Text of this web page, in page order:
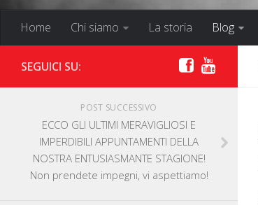
Home Chi siamo La storia Blog
SEGUICI SU:
POST SUCCESSIVO
ECCO GLI ULTIMI MERAVIGLIOSI E
IMPERDIBILI APPUNTAMENTI DELLA
NOSTRA ENTUSIASMANTE STAGIONE!
Non prendete impegni, vi aspettiamo!